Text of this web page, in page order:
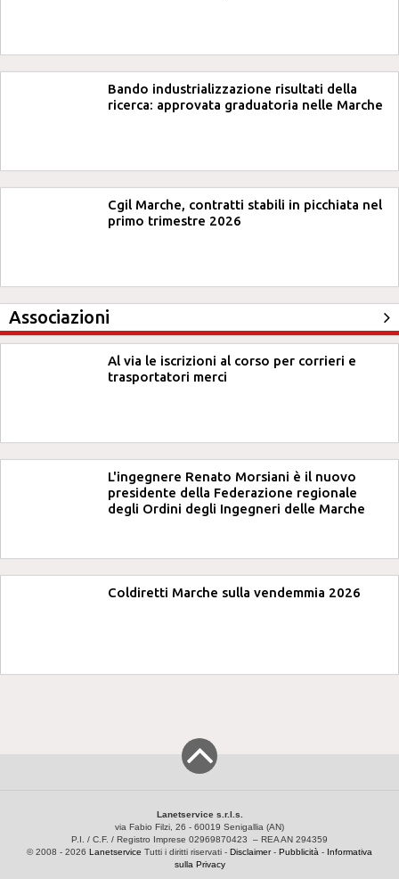
Bando industrializzazione risultati della
ricerca: approvata graduatoria nelle Marche
Cgil Marche, contratti stabili in picchiata nel
primo trimestre 2026
Associazioni
Al via le iscrizioni al corso per corrieri e
trasportatori merci
L'ingegnere Renato Morsiani è il nuovo
presidente della Federazione regionale
degli Ordini degli Ingegneri delle Marche
Coldiretti Marche sulla vendemmia 2026
Lanetservice s.r.l.s.
via Fabio Filzi, 26 - 60019 Senigallia (AN)
P.I. / C.F. / Registro Imprese 02969870423 – REA AN 294359
© 2008 - 2026 Lanetservice Tutti i diritti riservati - Disclaimer- Pubblicità - Informativa
sulla Privacy